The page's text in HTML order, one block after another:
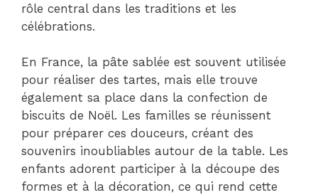
rôle central dans les traditions et les
célébrations.
En France, la pâte sablée est souvent utilisée
pour réaliser des tartes, mais elle trouve
également sa place dans la confection de
biscuits de Noël. Les familles se réunissent
pour préparer ces douceurs, créant des
souvenirs inoubliables autour de la table. Les
enfants adorent participer à la découpe des
formes et à la décoration, ce qui rend cette